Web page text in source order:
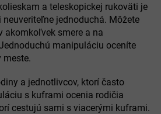
a teleskopickej rukoväti je
jednoduchá. Môžete
akomkoľvek smere a na
manipuláciu oceníte
meste.
a jednotlivcov, ktorí často
s kuframi ocenia rodičia
cestujú sami s viacerými kuframi.